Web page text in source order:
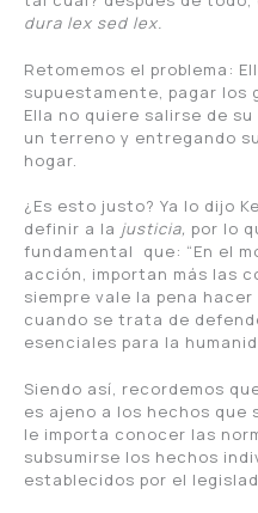
dura lex sed lex.
Retomemos el problema:
supuestamente, pagar los
Ella no quiere salirse de
un terreno y entregando
hogar.
¿Es esto justo? Ya lo dijo
definir a la justicia, por lo
fundamental que: “En el
acción, importan más las
siempre vale la pena hacer
cuando se trata de
esenciales para la
Siendo así, recordemos
es ajeno a los hechos
le importa conocer las
subsumirse los hechos
establecidos por el